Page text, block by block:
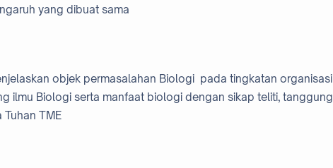
yang dibuat sama
objek permasalahan Biologi pada tingkatan organisasi
ilmu Biologi serta manfaat biologi dengan sikap teliti, tanggung
TME